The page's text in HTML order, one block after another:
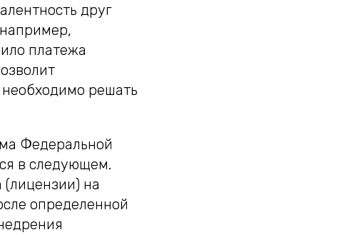
друг
платежа
решать
Федеральной
в следующем.
на
определенной